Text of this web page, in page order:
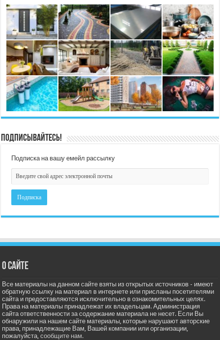
Подписывайтесь!
Подписка на вашу емейл рассылку
О сайте
Все материалы на данном сайте взяты из открытых источников - имеют
обратную ссылку на материал в интернете или присланы посетителями
сайта и предоставляются исключительно в ознакомительных целях.
Права на материалы принадлежат их владельцам. Администрация
сайта ответственности за содержание материала не несет. Если Вы
обнаружили на нашем сайте материалы, которые нарушают авторские
права, принадлежащие Вам, Вашей компании или организации,
пожалуйста,сообщите нам.